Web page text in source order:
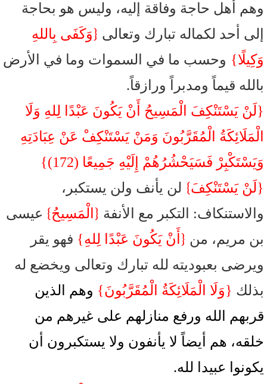
وهم أهل حاجة وفاقة إليه، وليس هو بحاجة
إلى أحد لكماله تبارك وتعالى {وَكَفَى بِاللهِ
وَكِيلًا} وحسب ما في السموات وما في الأرض
بالله قيماً ومدبراً ورازقاً.
{لَنْ يَسْتَنْكِفَ الْمَسِيحُ أَنْ يَكُونَ عَبْدًا لِلهِ وَلَا
الْمَلَائِكَةُ الْمُقَرَّبُونَ وَمَنْ يَسْتَنْكِفْ عَنْ عِبَادَتِهِ
وَيَسْتَكْبِرْ فَسَيَحْشُرُهُمْ إِلَيْهِ جَمِيعًا (172)}
{لَنْ يَسْتَنْكِفَ} لن يأنف ولن يستكبر،
والاستنكاف: التكبر مع الأنفة { الْمَسِيحُ} عيسى
بن مريم، من { أَنْ يَكُونَ عَبْدًا لِلهِ} فهو يقر
ويرضى بعبوديته لله تبارك وتعالى ويخضع له
بذلك {وَلَا الْمَلَائِكَةُ الْمُقَرَّبُونَ} وهم الذين
قربهم الله ورفع منازلهم على غيرهم من
خلقه، هم أيضاً لا يأنفون ولا يستكبرون أن
يكونوا عبيدا لله.